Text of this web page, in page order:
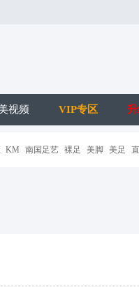
视频 VIP专区
KM 南国足艺 裸足 美脚 美足